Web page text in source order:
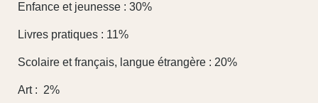
Enfance et jeunesse : 30%
Livres pratiques : 11%
Scolaire et français, langue étrangère : 20%
Art : 2%